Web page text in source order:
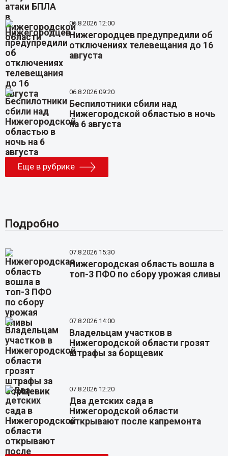
06.8.2026 12:00
Нижегородцев предупредили об
отключениях телевещания до 16
августа
06.8.2026 09:20
Беспилотники сбили над
Нижегородской областью в ночь
на 6 августа
Еще в рубрике
Подробно
07.8.2026 15:30
Нижегородская область вошла в
топ-3 ПФО по сбору урожая сливы
07.8.2026 14:00
Владельцам участков в
Нижегородской области грозят
штрафы за борщевик
07.8.2026 12:20
Два детских сада в
Нижегородской области
открывают после капремонта